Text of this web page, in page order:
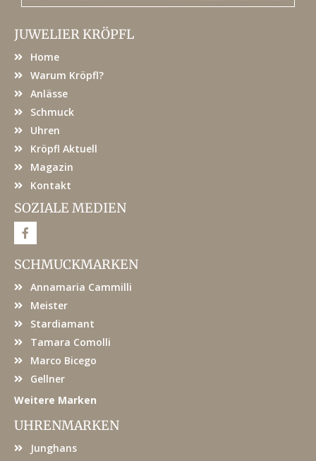
JUWELIER KRÖPFL
Home
Warum Kröpfl?
Anlässe
Schmuck
Uhren
Kröpfl Aktuell
Magazin
Kontakt
SOZIALE MEDIEN
F
a
e
b
o
SCHMUCKMARKEN
Annamaria Cammilli
Meister
Stardiamant
Tamara Comolli
Marco Bicego
Gellner
Weitere Marken
UHRENMARKEN
Junghans